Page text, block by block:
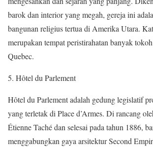
barok dan interior yang megah, gereja ini
bangunan religius tertua di Amerika Utara.
merupakan tempat peristirahatan banyak
Quebec.
5. Hôtel du Parlement
Hôtel du Parlement adalah gedung legislatif
yang terletak di Place d’Armes. Di rancang
Étienne Taché dan selesai pada tahun 1886,
menggabungkan gaya arsitektur Second